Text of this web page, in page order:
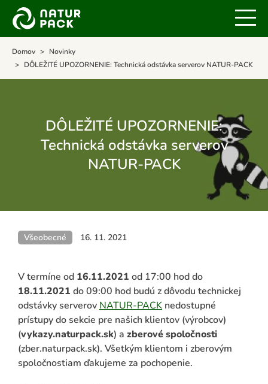
Domov
Novinky
DÔLEŽITÉ UPOZORNENIE: Technická odstávka serverov NATUR-PACK
DÔLEŽITÉ UPOZORNENIE:
Technická odstávka serverov
NATUR-PACK
Všeobecné 16. 11. 2021
V termíne od 16.11.2021 od 17:00 hod do
18.11.2021 do 09:00 hod budú z dôvodu technickej
odstávky serverov NATUR-PACK nedostupné
prístupy do sekcie pre našich klientov (výrobcov)
(vykazy.naturpack.sk) a zberové spoločnosti
(zber.naturpack.sk). Všetkým klientom i zberovým
spoločnostiam ďakujeme za pochopenie.